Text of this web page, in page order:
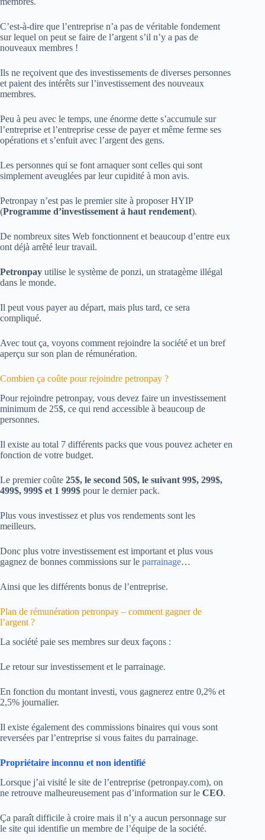
C’est-à-dire que l’entreprise n’a pas de véritable fondement
sur lequel on peut se faire de l’argent s’il n’y a pas de
nouveaux membres !
Ils ne reçoivent que des investissements de diverses personnes
et paient des intérêts sur l’investissement des nouveaux
membres.
Peu à peu avec le temps, une énorme dette s’accumule sur
l’entreprise et l’entreprise cesse de payer et même ferme ses
opérations et s’enfuit avec l’argent des gens.
Les personnes qui se font arnaquer sont celles qui sont
simplement aveuglées par leur cupidité à mon avis.
Petronpay n’est pas le premier site à proposer HYIP
(Programme d’investissement à haut rendement).
De nombreux sites Web fonctionnent et beaucoup d’entre eux
ont déjà arrêté leur travail.
Petronpay utilise le système de ponzi, un stratagème illégal
dans le monde.
Il peut vous payer au départ, mais plus tard, ce sera
compliqué.
Avec tout ça, voyons comment rejoindre la société et un bref
aperçu sur son plan de rémunération.
Combien ça coûte pour rejoindre petronpay ?
Pour rejoindre petronpay, vous devez faire un investissement
minimum de 25$, ce qui rend accessible à beaucoup de
personnes.
Il existe au total 7 différents packs que vous pouvez acheter en
fonction de votre budget.
Le premier coûte 25$, le second 50$, le suivant 99$, 299$,
499$, 999$ et 1 999$ pour le dernier pack.
Plus vous investissez et plus vos rendements sont les
meilleurs.
Donc plus votre investissement est important et plus vous
gagnez de bonnes commissions sur le parrainage…
Ainsi que les différents bonus de l’entreprise.
Plan de rémunération petronpay – comment gagner de
l’argent ?
La société paie ses membres sur deux façons :
Le retour sur investissement et le parrainage.
En fonction du montant investi, vous gagnerez entre 0,2% et
2,5% journalier.
Il existe également des commissions binaires qui vous sont
reversées par l’entreprise si vous faites du parrainage.
Propriétaire inconnu et non identifié
Lorsque j’ai visité le site de l’entreprise (petronpay.com), on
ne retrouve malheureusement pas d’information sur le CEO.
Ça paraît difficile à croire mais il n’y a aucun personnage sur
le site qui identifie un membre de l’équipe de la société.